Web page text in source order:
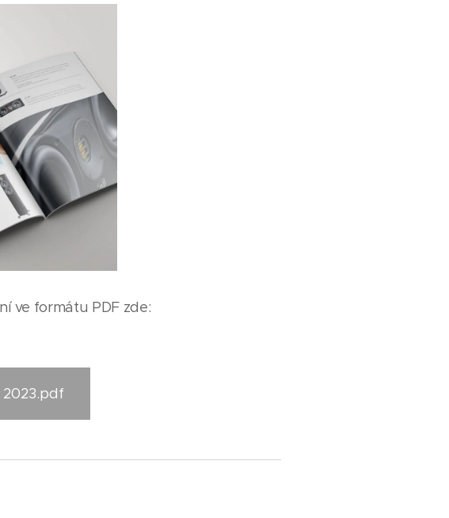
ve formátu PDF zde:
2023.pdf